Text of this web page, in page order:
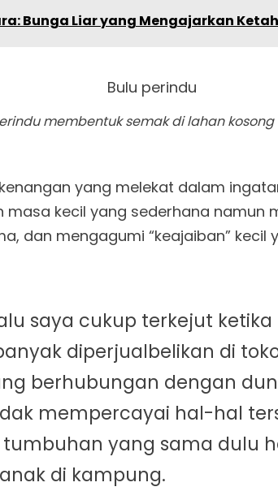
Bunga Liar yang Mengajarkan
membentuk semak di lahan
yang melekat dalam
kecil yang sederhana namun
dan mengagumi “keajaiban” kecil
saya cukup terkejut
diperjualbelikan di
berhubungan dengan
mempercayai hal-hal
yang sama dulu
di kampung.